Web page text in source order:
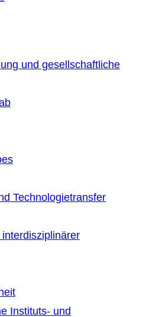
und gesellschaftliche
Technologietransfer
Instituts- und